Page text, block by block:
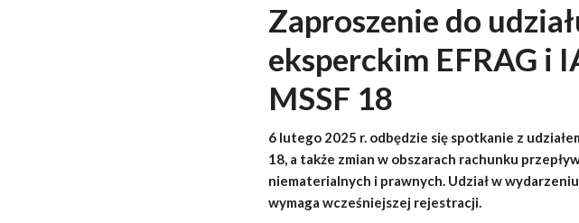
Zaproszenie do
eksperckim EFRAG i
MSSF 18
6 lutego 2025 r. odbędzie się spotkanie z
18, a także zmian w obszarach rachunku
niematerialnych i prawnych. Udział w
wymaga wcześniejszej rejestracji.